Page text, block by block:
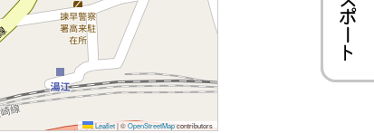
Leaflet|©OpenStreetMapcontributors